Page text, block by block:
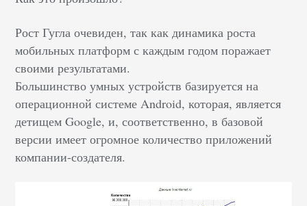
Рост Гугла очевиден, так как динамика роста
мобильных платформ с каждым годом поражает
своими результатами.
Большинство умных устройств базируется на
операционной системе Android, которая, является
детищем Google, и, соответственно, в базовой
версии имеет огромное количество приложений
компании-создателя.